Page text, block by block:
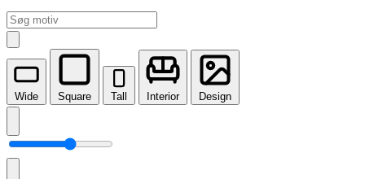
Wide Square Tall Interior Design